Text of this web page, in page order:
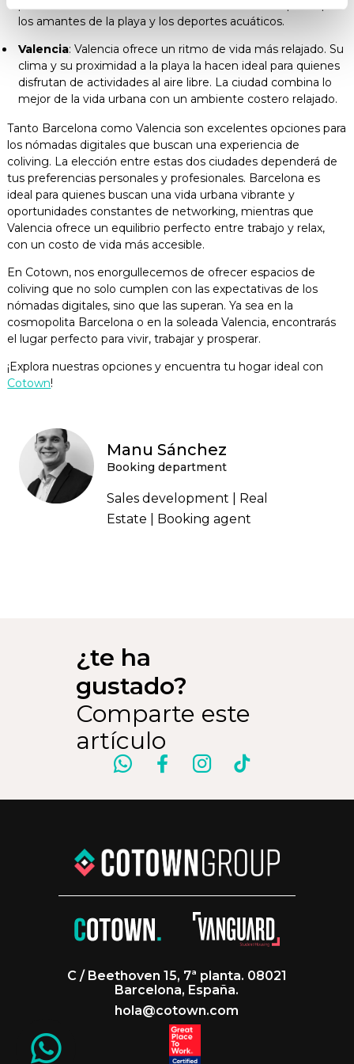
los amantes de la playa y los deportes acuáticos.
Valencia: Valencia ofrece un ritmo de vida más relajado. Su
clima y su proximidad a la playa la hacen ideal para quienes
disfrutan de actividades al aire libre. La ciudad combina lo
mejor de la vida urbana con un ambiente costero relajado.
Tanto Barcelona como Valencia son excelentes opciones para
los nómadas digitales que buscan una experiencia de
coliving. La elección entre estas dos ciudades dependerá de
tus preferencias personales y profesionales. Barcelona es
ideal para quienes buscan una vida urbana vibrante y
oportunidades constantes de networking, mientras que
Valencia ofrece un equilibrio perfecto entre trabajo y relax,
con un costo de vida más accesible.
En Cotown, nos enorgullecemos de ofrecer espacios de
coliving que no solo cumplen con las expectativas de los
nómadas digitales, sino que las superan. Ya sea en la
cosmopolita Barcelona o en la soleada Valencia, encontrarás
el lugar perfecto para vivir, trabajar y prosperar.
¡Explora nuestras opciones y encuentra tu hogar ideal con
Cotown!
Manu Sánchez
Booking department
Sales development | Real
Estate | Booking agent
¿te ha
gustado?
Comparte este
artículo
C / Beethoven 15, 7ª planta. 08021
Barcelona, España.
hola@cotown.com